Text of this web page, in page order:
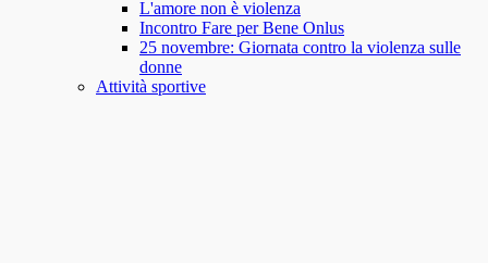
L'amore non è violenza
Incontro Fare per Bene Onlus
25 novembre: Giornata contro la violenza sulle
donne
Attività sportive